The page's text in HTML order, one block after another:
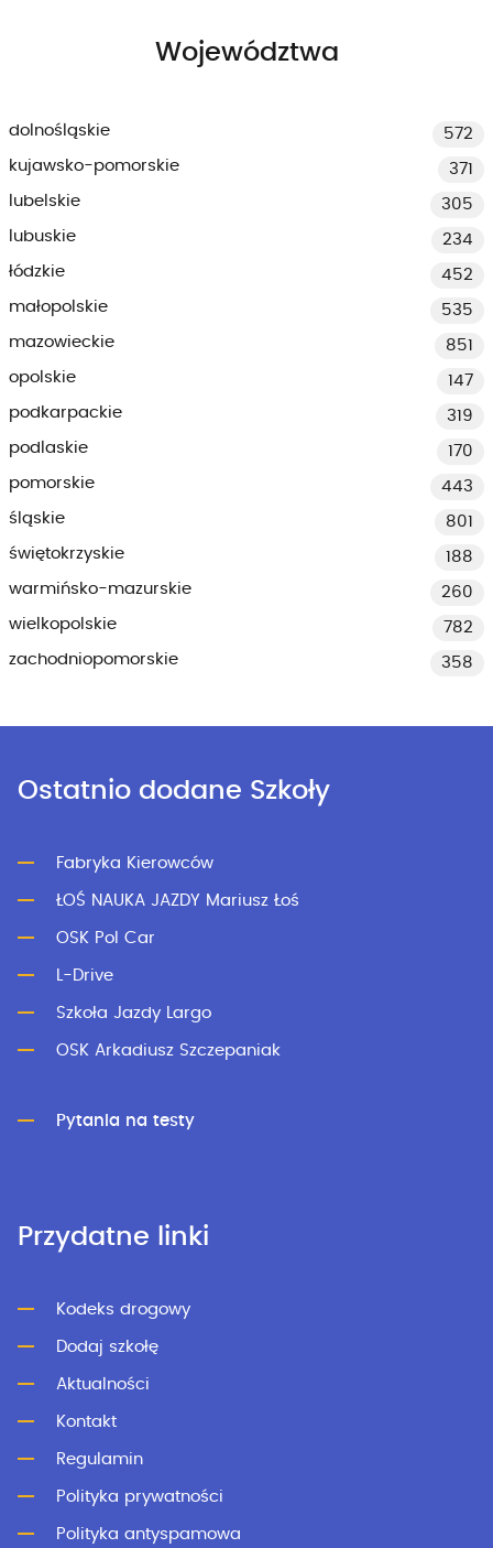
Województwa
dolnośląskie
572
kujawsko-pomorskie
371
lubelskie
305
lubuskie
234
łódzkie
452
małopolskie
535
mazowieckie
851
opolskie
147
podkarpackie
319
podlaskie
170
pomorskie
443
śląskie
801
świętokrzyskie
188
warmińsko-mazurskie
260
wielkopolskie
782
zachodniopomorskie
358
Ostatnio dodane Szkoły
Fabryka Kierowców
ŁOŚ NAUKA JAZDY Mariusz Łoś
OSK Pol Car
L-Drive
Szkoła Jazdy Largo
OSK Arkadiusz Szczepaniak
Pytania na testy
Przydatne linki
Kodeks drogowy
Dodaj szkołę
Aktualności
Kontakt
Regulamin
Polityka prywatności
Polityka antyspamowa